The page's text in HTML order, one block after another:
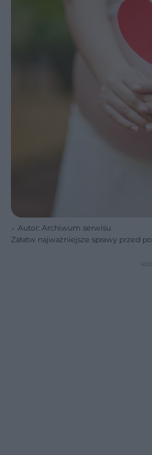
Autor: Archiwum serwisu
Załatw najważniejsze sprawy przed